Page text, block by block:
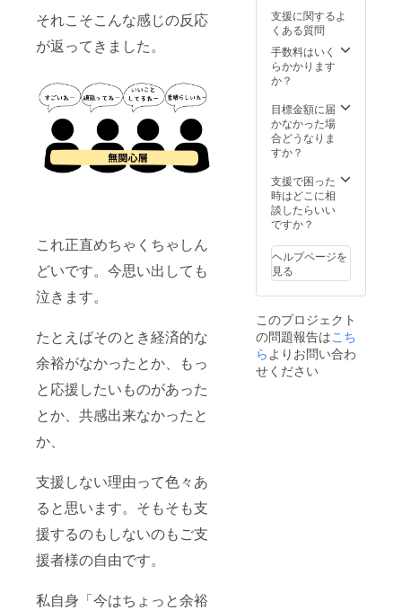
それこそこんな感じの反応
が返ってきました。
これ正直めちゃくちゃしん
どいです。今思い出しても
泣きます。
たとえばそのとき経済的な
余裕がなかったとか、もっ
と応援したいものがあった
とか、共感出来なかったと
か、
支援しない理由って色々あ
ると思います。そもそも支
援するのもしないのもご支
援者様の自由です。
私自身「今はちょっと余裕
です。
写真は1
枚で
す。 掲
載期間
selectio
nが存続
する限
り（最
間）で
す。 ク
ラウド
ファン
グ終了
後メー
ルにて
掲載内
合せさ
せて頂
きま
す。 ※
画像の
支援に関するよ
くある質問
手数料はいく
らかかります
か？
目標金額に届
かなかった場
合どうなりま
すか？
支援で困った
時はどこに相
談したらいい
ですか？
ヘルプページを
見る
このプロジェクト
の問題報告はこち
ら よりお問い合わ
せください